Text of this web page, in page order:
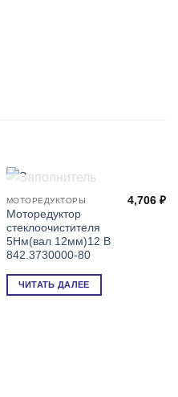
НЕТ В НАЛИЧИИ
МОТОРЕДУКТОРЫ
Моторедуктор
стеклоочистителя
5Нм(вал 12мм)12 В
842.3730000-80
4,706₽
ЧИТАТЬ ДАЛЕЕ